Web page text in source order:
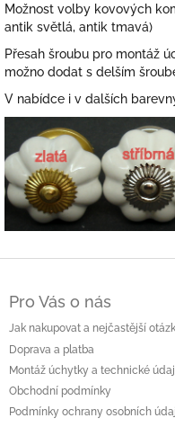
Možnost volby kovových
antik světlá, antik tmavá)
Přesah šroubu pro montáž
možno dodat s delším
V nabídce i v dalších
Pro Vás o nás
Jak nakupovat a nejčastější
Doprava a platba
Montáž úchytky a technické
Obchodní podmínky
Podmínky ochrany osobních